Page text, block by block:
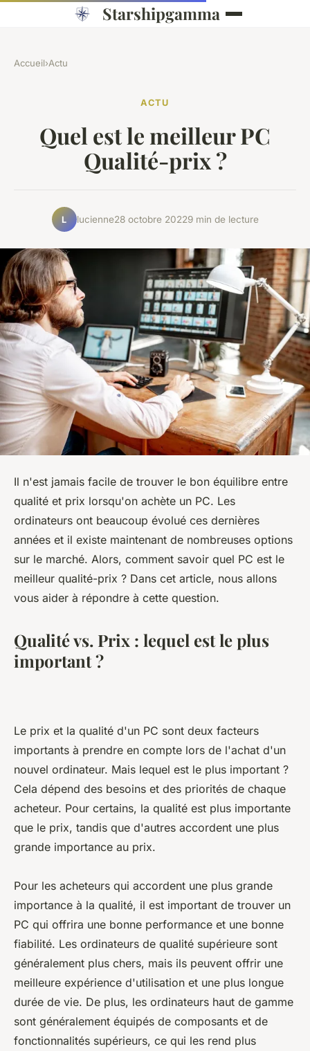
Starshipgamma
Accueil›Actu
ACTU
Quel est le meilleur PC
Qualité-prix ?
L lucienne28 octobre 20229 min de lecture
Il n'est jamais facile de trouver le bon équilibre entre
qualité et prix lorsqu'on achète un PC. Les
ordinateurs ont beaucoup évolué ces dernières
années et il existe maintenant de nombreuses options
sur le marché. Alors, comment savoir quel PC est le
meilleur qualité-prix ? Dans cet article, nous allons
vous aider à répondre à cette question.
Qualité vs. Prix : lequel est le plus
important ?
Le prix et la qualité d'un PC sont deux facteurs
importants à prendre en compte lors de l'achat d'un
nouvel ordinateur. Mais lequel est le plus important ?
Cela dépend des besoins et des priorités de chaque
acheteur. Pour certains, la qualité est plus importante
que le prix, tandis que d'autres accordent une plus
grande importance au prix.
Pour les acheteurs qui accordent une plus grande
importance à la qualité, il est important de trouver un
PC qui offrira une bonne performance et une bonne
fiabilité. Les ordinateurs de qualité supérieure sont
généralement plus chers, mais ils peuvent offrir une
meilleure expérience d'utilisation et une plus longue
durée de vie. De plus, les ordinateurs haut de gamme
sont généralement équipés de composants et de
fonctionnalités supérieurs, ce qui les rend plus